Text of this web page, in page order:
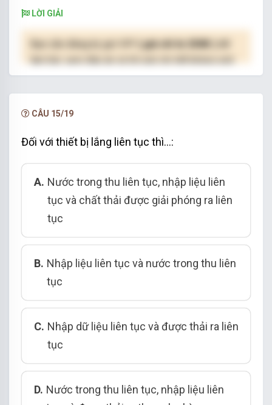
LỜI GIẢI
( giá chỉ từ 250K )
hạn.
CÂU 15/19
Đối với thiết bị lắng liên tục thì…:
A. Nước trong thu liên tục, nhập liệu liên
tục và chất thải được giải phóng ra liên
tục
B. Nhập liệu liên tục và nước trong thu liên
tục
C. Nhập dữ liệu liên tục và được thải ra liên
tục
D. Nước trong thu liên tục, nhập liệu liên